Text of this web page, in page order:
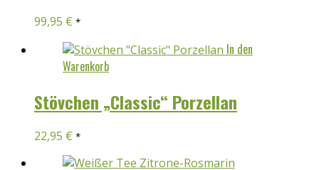
99,95 € *
In den
Warenkorb
Stövchen „Classic“ Porzellan
22,95 € *